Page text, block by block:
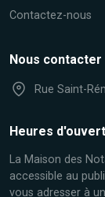
Contactez-nous
Nous contacter
Rue Saint-
Heures
La Maison des
accessible au
vous adresser à